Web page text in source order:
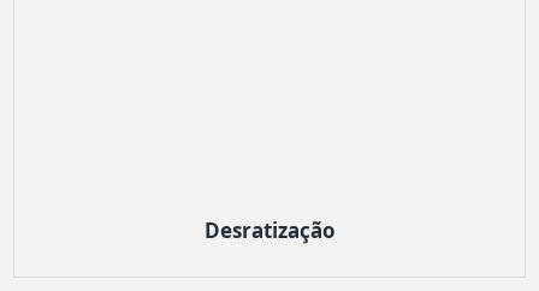
Desratização